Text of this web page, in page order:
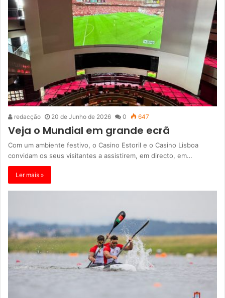
redacção 20 de Junho de 2026 0 647
Veja o Mundial em grande ecrã
Com um ambiente festivo, o Casino Estoril e o Casino Lisboa
convidam os seus visitantes a assistirem, em directo, em…
Ler mais »